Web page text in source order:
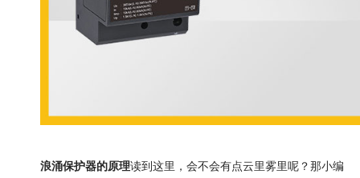
浪涌保护器的原理读到这里，会不会有点云里雾里呢？那小编